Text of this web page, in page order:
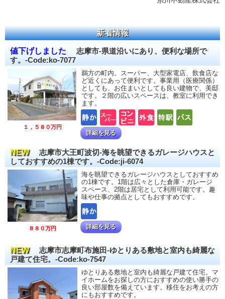
新着情報
値下げしました
志摩市-県道沿いにあり、便利な場所で
す。-Code:ko-7077
１，５８０万円
鵜方の町内。スーパー、大型家電店、飲食店な
ど近くにあって便利です。事業用（医療関係）
としても、お住まいとしても良い建物で、美邸
です。２階の広いスペースは、教室に利用でき
ます。
詳細を見る
NEW
志摩市大王町波切-海を眺望できるガレージハウスと
しておすすめの1棟です。-Code:ji-6074
８８０万円
海を眺望できるガレージハウスとしておすすめ
の1棟です。1階は広々とした倉庫・ガレージ
スペース、2階は居宅として利用可能です。趣
味や仕事の拠点としてもおすすめです。
詳細を見る
NEW
志摩市志摩町布施田-ゆとりある敷地と室内も綺麗な
戸建て住宅。-Code:ko-7547
ゆとりある敷地と室内も綺麗な戸建て住宅。マ
イホームをお探しの方におすすめの使い勝手の
良い部屋数を備えています。移住をお考えの方
にもおすすめです。